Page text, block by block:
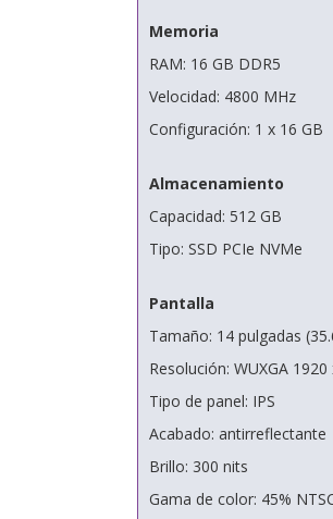
Memoria
RAM: 16 GB DDR5
Velocidad: 4800 MHz
Configuración: 1 x 16 GB
Almacenamiento
Capacidad: 512 GB
Tipo: SSD PCIe NVMe
Pantalla
Tamaño: 14 pulgadas
Resolución: WUXGA 1920
Tipo de panel: IPS
Acabado: antirreflectante
Brillo: 300 nits
Gama de color: 45%